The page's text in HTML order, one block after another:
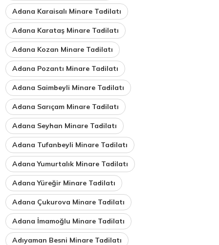
Adana Karaisalı Minare Tadilatı
Adana Karataş Minare Tadilatı
Adana Kozan Minare Tadilatı
Adana Pozantı Minare Tadilatı
Adana Saimbeyli Minare Tadilatı
Adana Sarıçam Minare Tadilatı
Adana Seyhan Minare Tadilatı
Adana Tufanbeyli Minare Tadilatı
Adana Yumurtalık Minare Tadilatı
Adana Yüreğir Minare Tadilatı
Adana Çukurova Minare Tadilatı
Adana İmamoğlu Minare Tadilatı
Adıyaman Besni Minare Tadilatı